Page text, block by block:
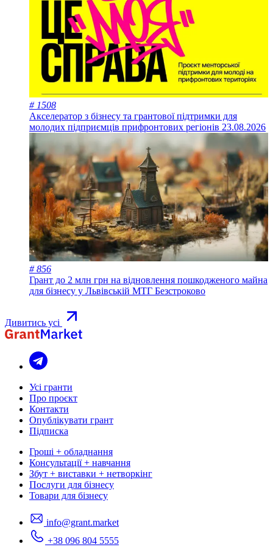
# 1508
Акселератор з бізнесу та грантової підтримки для
молодих підприємців прифронтових регіонів 23.08.2026
# 856
Грант до 2 млн грн на відновлення пошкодженого майна
для бізнесу у Львівській МТГ Безстроково
Дивитись усі
Усі гранти
Про проєкт
Контакти
Опублікувати грант
Підписка
Гроші + обладнання
Консультації + навчання
Збут + виставки + нетворкінг
Послуги для бізнесу
Товари для бізнесу
info@grant.market
+38 096 804 5555